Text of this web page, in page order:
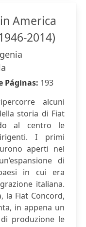
America
2014)
Páginas: 193
alcuni
storia di Fiat
al centro le
I primi
aperti nel
di
in cui era
italiana.
la Fiat Concord,
in appena un
produzione le